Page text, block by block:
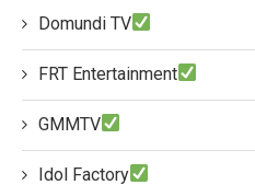
Domundi TV
FRT Entertainment
GMMTV
Idol Factory